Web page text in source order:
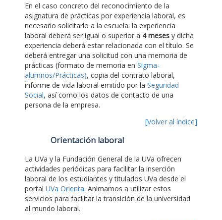
En el caso concreto del reconocimiento de la
asignatura de prácticas por experiencia laboral, es
necesario solicitarlo a la escuela: la experiencia
laboral deberá ser igual o superior a 4 meses y dicha
experiencia deberá estar relacionada con el título. Se
deberá entregar una solicitud con una memoria de
prácticas (formato de memoria en Sigma-
alumnos/Prácticas), copia del contrato laboral,
informe de vida laboral emitido por la Seguridad
Social, así como los datos de contacto de una
persona de la empresa.
[Volver al índice]
Orientación laboral
La UVa y la Fundación General de la UVa ofrecen
actividades periódicas para facilitar la inserción
laboral de los estudiantes y titulados UVa desde el
portal UVa Orienta. Animamos a utilizar estos
servicios para facilitar la transición de la universidad
al mundo laboral.